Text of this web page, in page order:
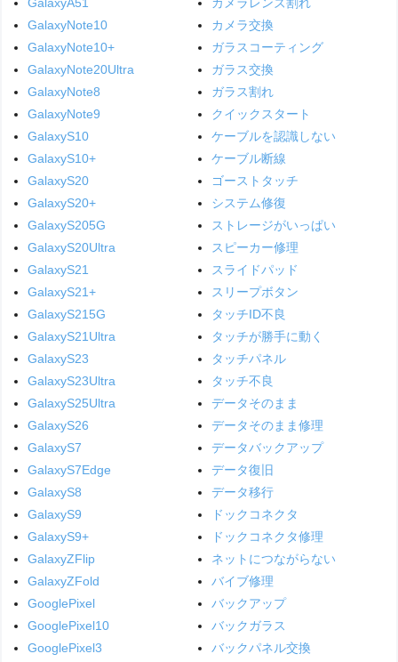
GalaxyNote10
GalaxyNote10+
GalaxyNote20Ultra
GalaxyNote8
GalaxyNote9
GalaxyS10
GalaxyS10+
GalaxyS20
GalaxyS20+
GalaxyS205G
GalaxyS20Ultra
GalaxyS21
GalaxyS21+
GalaxyS215G
GalaxyS21Ultra
GalaxyS23
GalaxyS23Ultra
GalaxyS25Ultra
GalaxyS26
GalaxyS7
GalaxyS7Edge
GalaxyS8
GalaxyS9
GalaxyS9+
GalaxyZFlip
GalaxyZFold
GooglePixel
GooglePixel10
GooglePixel3
カメラ交換
ガラスコーティング
ガラス交換
ガラス割れ
クイックスタート
ケーブルを認識しない
ケーブル断線
ゴーストタッチ
システム修復
ストレージがいっぱい
スピーカー修理
スライドパッド
スリープボタン
タッチID不良
タッチが勝手に動く
タッチパネル
タッチ不良
データそのまま
データそのまま修理
データバックアップ
データ復旧
データ移行
ドックコネクタ
ドックコネクタ修理
ネットにつながらない
バイブ修理
バックアップ
バックガラス
バックパネル交換